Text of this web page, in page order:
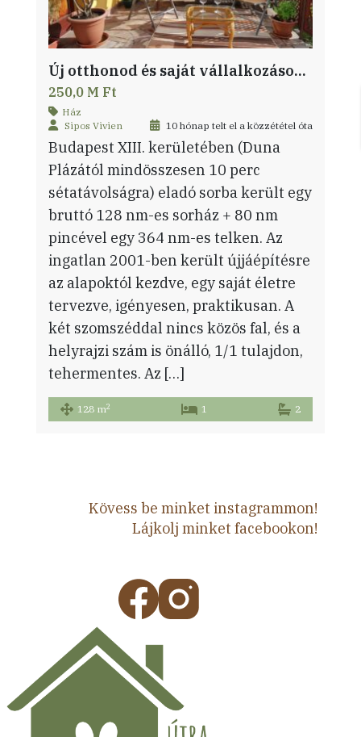
Új otthonod és saját vállalkozásod egy helyen! 128 nm-es sorház + 80 nm-es pince!
250,0 M Ft
Ház
Sipos Vivien
10 hónap telt el a közzététel óta
Budapest XIII. kerületében (Duna
Plázától mindösszesen 10 perc
sétatávolságra) eladó sorba került egy
bruttó 128 nm-es sorház + 80 nm
pincével egy 364 nm-es telken. Az
ingatlan 2001-ben került újjáépítésre
az alapoktól kezdve, egy saját életre
tervezve, igényesen, praktikusan. A
két szomszéddal nincs közös fal, és a
helyrajzi szám is önálló, 1/1 tulajdon,
tehermentes. Az […]
128 m2 1 2
Kövess be minket instagrammon!
Lájkolj minket facebookon!